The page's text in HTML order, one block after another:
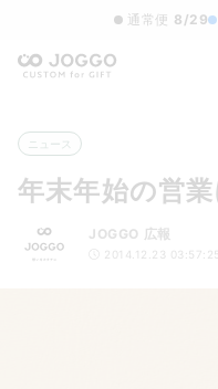
通常便 8/29
ニュース
年末年始の営
JOGGO 広報
2014.12.23 03:57:25